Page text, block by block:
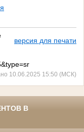
версия для печати
10.06.2025 15:50 (МСК)
В